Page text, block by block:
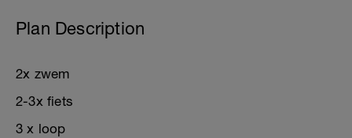
Plan Description
2x zwem
2-3x fiets
3 x loop